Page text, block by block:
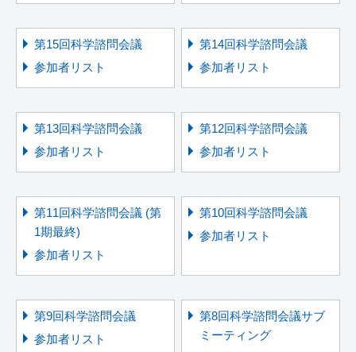
第15回科学諮問会議
参加者リスト
第14回科学諮問会議
参加者リスト
第13回科学諮問会議
参加者リスト
第12回科学諮問会議
参加者リスト
第11回科学諮問会議 (第
1期最終)
参加者リスト
第10回科学諮問会議
参加者リスト
第9回科学諮問会議
参加者リスト
第8回科学諮問会議サブ
ミーティング